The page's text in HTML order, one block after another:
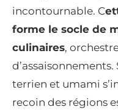
incontournable. C
forme le socle de
culinaires,
terrien et umami
recoin des régions